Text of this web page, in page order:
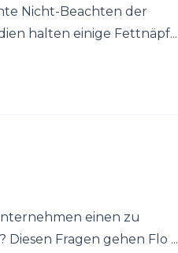
Nicht-Beachten der
halten einige Fettnäpf...
einen zu
Fragen gehen Flo ...